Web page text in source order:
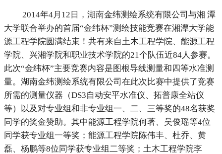
2014年4月12日，湖南金纬测绘系统有限公司与湘 潭
大学联合举办的首届“金纬杯”测绘技能竞赛在湘潭大学能
源工程学院圆满结束！共有来自土木工程学院、能源工程
学院、兴湘学院和职业技术学院的21个队伍近84人参赛。
此次“金纬杯”主要竞赛内容是图根导线测量和四等水准测
量。湖南金纬测绘系统有限公司在此次比赛中提供了竞赛
所需的测量仪器（DS3自动安平水准仪、拓普康全站仪
等）以及对专业组和非专业组一、二、三等奖的48名获奖
同学的奖金赞助。其中能源工程学院何著、吴俊瑶等4位
同学获专业组一等奖；能源工程学院陈伟丰、杜乔、黄
磊、杨鹏等8位同学获专业组二等奖；土木工程学院李